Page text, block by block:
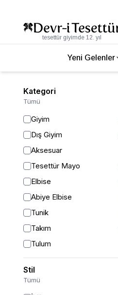
tesettür giyimde 12. yıl
Yeni Gelenler
Kategori
Tümü
Giyim
Dış Giyim
Aksesuar
Tesettür Mayo
Elbise
Abiye Elbise
Tunik
Takım
Tulum
Pantolon
Etek
Stil
Tümü